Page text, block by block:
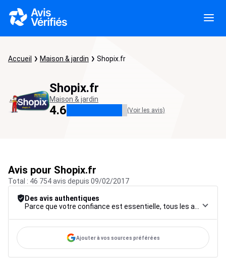
Accueil Maison & jardin Shopix.fr
Shopix.fr
Maison & jardin
4.6 (Voir les avis)
Avis pour Shopix.fr
Total : 46 754 avis depuis 09/02/2017
Des avis authentiques
Ajouter à vos sources préférées